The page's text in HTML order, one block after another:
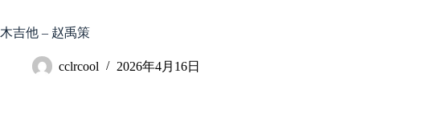
至
内
木吉他 – 赵禹策
cclrcool 2026年4月16日